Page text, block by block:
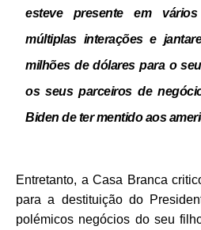
esteve presente em
múltiplas interações e
milhões de dólares para o
os seus parceiros de
Biden de ter mentido aos
Entretanto, a Casa Branca
para a destituição do
polémicos negócios do seu